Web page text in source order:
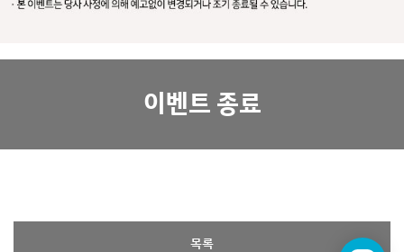
이벤트 종료
목록